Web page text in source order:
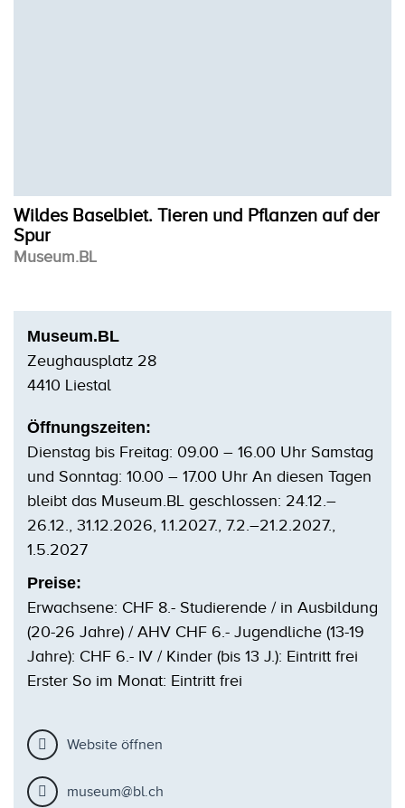
Wildes Baselbiet. Tieren und Pflanzen auf der
Spur
Museum.BL
Museum.BL
Zeughausplatz 28
4410 Liestal
Öffnungszeiten:
Dienstag bis Freitag: 09.00 – 16.00 Uhr Samstag
und Sonntag: 10.00 – 17.00 Uhr An diesen Tagen
bleibt das Museum.BL geschlossen: 24.12.–
26.12., 31.12.2026, 1.1.2027., 7.2.–21.2.2027.,
1.5.2027
Preise:
Erwachsene: CHF 8.- Studierende / in Ausbildung
(20-26 Jahre) / AHV CHF 6.- Jugendliche (13-19
Jahre): CHF 6.- IV / Kinder (bis 13 J.): Eintritt frei
Erster So im Monat: Eintritt frei
Website öffnen
museum@bl.ch